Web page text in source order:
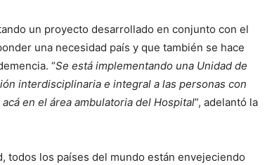
un proyecto desarrollado en conjunto con el
una necesidad país y que también se hace
“Se está implementando una Unidad de
interdisciplinaria e integral a las personas con
en el área ambulatoria del Hospital”, adelantó la
todos los países del mundo están envejeciendo